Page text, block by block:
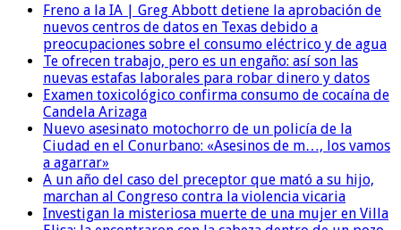
Freno a la IA | Greg Abbott detiene la aprobación de
nuevos centros de datos en Texas debido a
preocupaciones sobre el consumo eléctrico y de agua
Te ofrecen trabajo, pero es un engaño: así son las
nuevas estafas laborales para robar dinero y datos
Examen toxicológico confirma consumo de cocaína de
Candela Arizaga
Nuevo asesinato motochorro de un policía de la
Ciudad en el Conurbano: «Asesinos de m…, los vamos
a agarrar»
A un año del caso del preceptor que mató a su hijo,
marchan al Congreso contra la violencia vicaria
Investigan la misteriosa muerte de una mujer en Villa